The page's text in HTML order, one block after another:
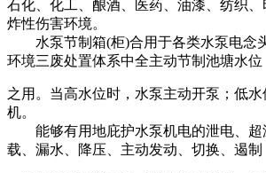
石化、化工、酿酒、医药、油漆、纺织
炸性伤害环境。
水泵节制箱(柜)合用于各类水泵电念头
环境三废处置体系中全主动节制池塘水位
之用。当高水位时，水泵主动开泵；低
机。
能够有用地庇护水泵机电的泄电、超
载、漏水、降压、主动发动、切换、遏制